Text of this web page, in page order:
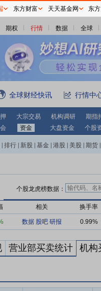
期权 行情 数据 全球
全球财经快讯 行情中
大宗交易 机构调研
期指
资金 大盘资金 个股
排行 新股 基金 港股 美股 期货
个股龙虎榜数据：
相关 换手率
数据 股吧 研报 0.99%
营业部买卖统计 机构
东方财富 天天基金网 东